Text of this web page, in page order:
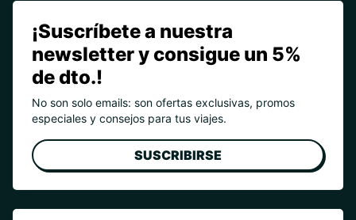
¡Suscríbete a nuestra
newsletter y consigue un 5%
de dto.!
No son solo emails: son ofertas exclusivas, promos
especiales y consejos para tus viajes.
SUSCRIBIRSE